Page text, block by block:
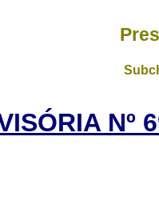
Nº